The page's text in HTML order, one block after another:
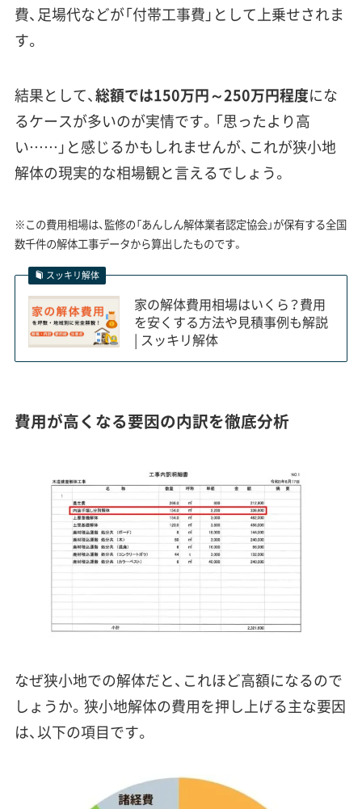
費、足場代などが「付帯工事費」として上乗せされま
す。
結果として、総額では150万円～250万円程度にな
るケースが多いのが実情です。「思ったより高
い……」と感じるかもしれませんが、これが狭小地
解体の現実的な相場観と言えるでしょう。
※この費用相場は、監修の「あんしん解体業者認定協会」が保有する全国
数千件の解体工事データから算出したものです。
スッキリ解体
家の解体費用相場はいくら？費用
を安くする方法や見積事例も解説
| スッキリ解体
費用が高くなる要因の内訳を徹底分析
なぜ狭小地での解体だと、これほど高額になるので
しょうか。狭小地解体の費用を押し上げる主な要因
は、以下の項目です。